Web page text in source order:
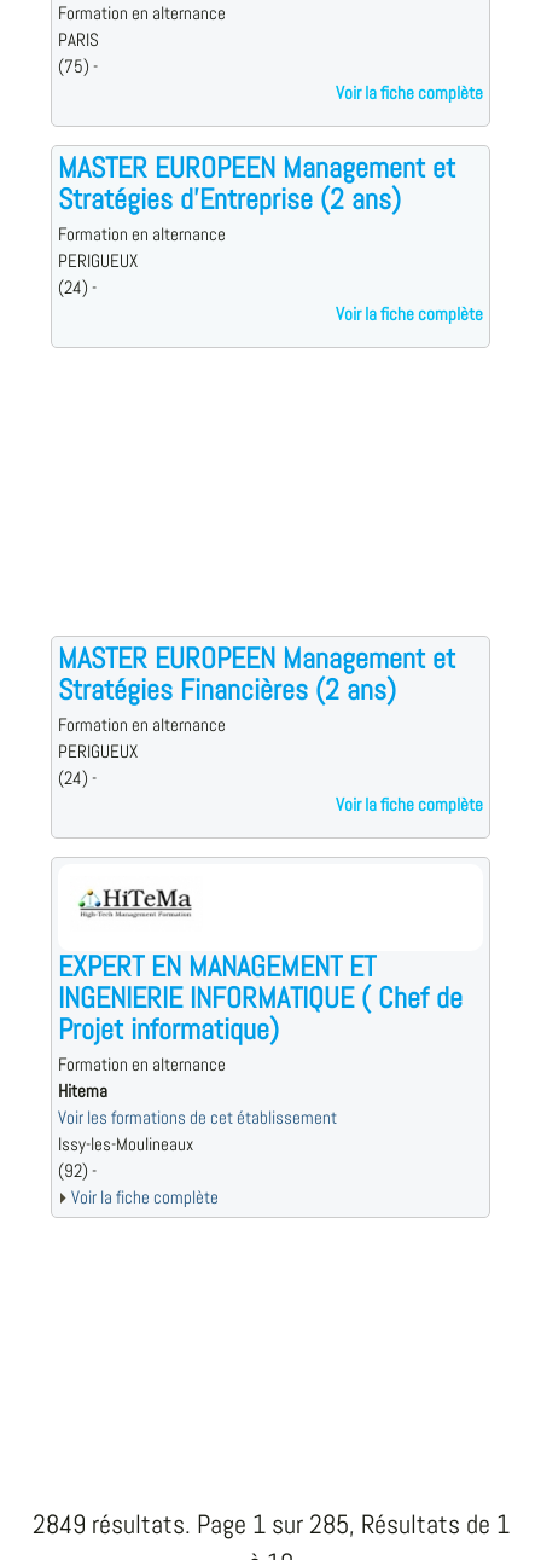
Formation en alternance
PARIS
(75) -
Voir la fiche complète
MASTER EUROPEEN Management et
Stratégies d'Entreprise (2 ans)
Formation en alternance
PERIGUEUX
(24) -
Voir la fiche complète
MASTER EUROPEEN Management et
Stratégies Financières (2 ans)
Formation en alternance
PERIGUEUX
(24) -
Voir la fiche complète
EXPERT EN MANAGEMENT ET
INGENIERIE INFORMATIQUE ( Chef de
Projet informatique)
Formation en alternance
Hitema
Voir les formations de cet établissement
Issy-les-Moulineaux
(92) -
Voir la fiche complète
2849 résultats. Page 1 sur 285, Résultats de 1